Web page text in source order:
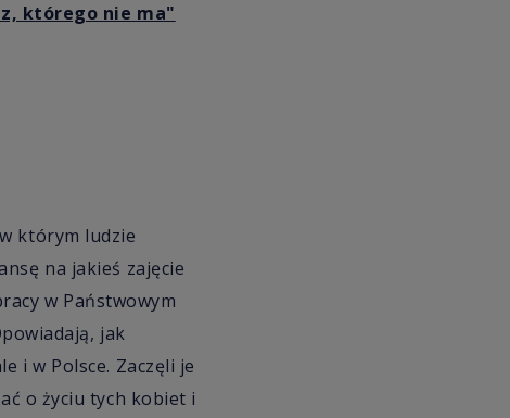
którego nie ma"
którym ludzie
na jakieś zajęcie
w Państwowym
jak
i w Polsce. Zaczęli je
o życiu tych kobiet i